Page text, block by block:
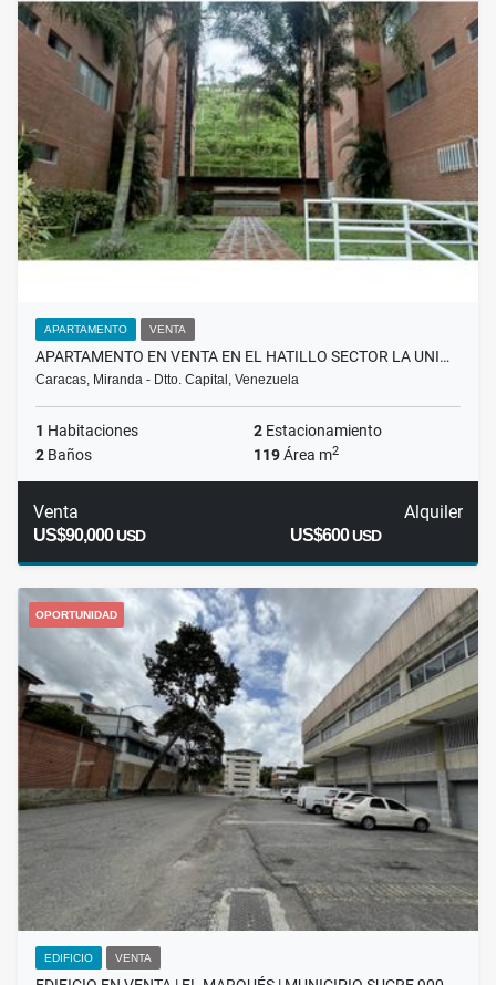
APARTAMENTO VENTA
APARTAMENTO EN VENTA EN EL HATILLO SECTOR LA UNI…
Caracas, Miranda - Dtto. Capital, Venezuela
1 Habitaciones 2 Estacionamiento
2 Baños 119Área m2
Venta
US$90,000USD
Alquiler
US$600USD
OPORTUNIDAD
EDIFICIO VENTA